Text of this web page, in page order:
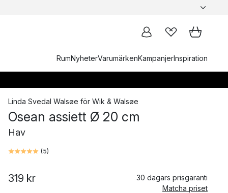
RumNyheterVarumärkenKampanjerInspiration
Linda Svedal Walsøe för Wik & Walsøe
Osean assiett Ø 20 cm
Hav
(5)
319 kr
30 dagars prisgaranti
Matcha priset